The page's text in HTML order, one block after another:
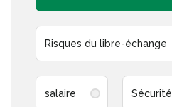
Risques du libre-échange
salaire Sécurité